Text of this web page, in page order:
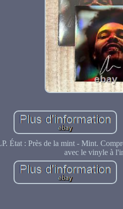
État : Près de la mint - Mint.
avec le vinyle à